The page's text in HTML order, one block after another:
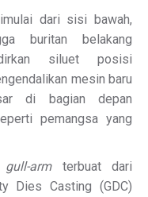
dari sisi bawah,
buritan belakang
siluet posisi
mesin baru
di bagian depan
pemangsa yang
gull-armterbuat dari
Dies Casting (GDC)